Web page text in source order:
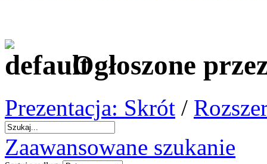
Ogłoszone
Prezentacja: Skrót /
Zaawansowane szukanie